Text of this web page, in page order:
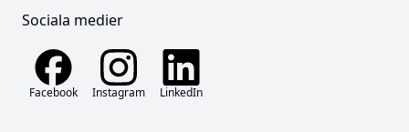
Sociala medier
Facebook Instagram LinkedIn